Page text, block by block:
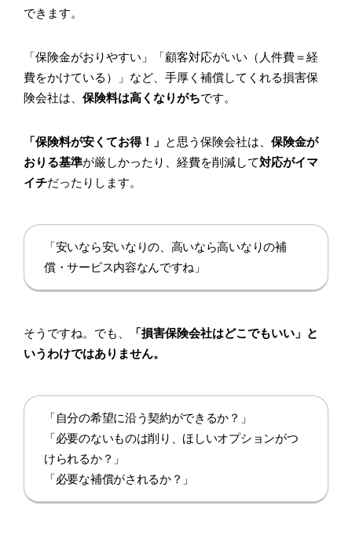
できます。
「保険金がおりやすい」「顧客対応がいい（人件費＝経
費をかけている）」など、手厚く補償してくれる損害保
険会社は、 保険料は高くなりがちです。
「保険料が安くてお得！」 と思う保険会社は、 保険金が
おりる基準が厳しかったり、経費を削減して対応がイマ
イチだったりします。
「安いなら安いなりの、高いなら高いなりの補
償・サービス内容なんですね」
そうですね。でも、
「損害保険会社はどこでもいい」と
いうわけではありません。
「自分の希望に沿う契約ができるか？」
「必要のないものは削り、ほしいオプションがつ
けられるか？」
「必要な補償がされるか？」